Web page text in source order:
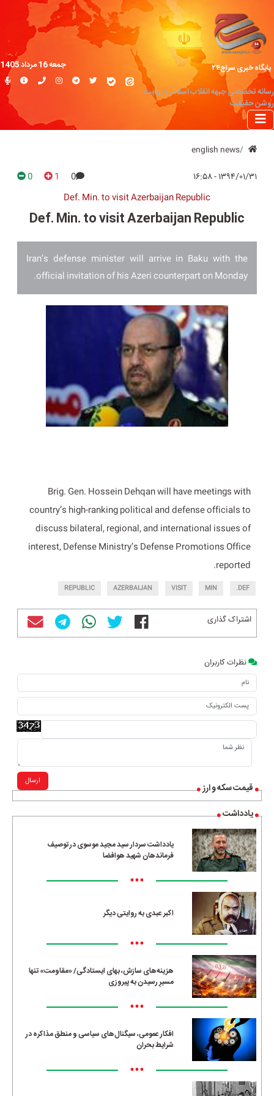
پایگاه خبری سراج۲۴
رسانه تخصصی جبهه انقلاب اسلامی؛ روایت
روشن حقیقت
جمعه 16 مرداد 1405
قیمت سکه و ارز
یادداشت
یادداشت سردار سید مجید موسوی در توصیف
فرماندهان شهید هوافضا
•••
اکبر عبدی به روایتی دیگر
•••
هزینه‌های سازش، بهای ایستادگی/ «مقاومت» تنها
مسیرِ رسیدن به پیروزی
•••
افکار عمومی، سیگنال‌های سیاسی و منطق مذاکره در
شرایط بحران
•••
english news
۱۳۹۴/۰۱/۳۱ - ۱۶:۵۸ 0
1
0
Def. Min. to visit Azerbaijan Republic
Def. Min. to visit Azerbaijan Republic
Iran’s defense minister will arrive in Baku with the
official invitation of his Azeri counterpart on Monday.
Brig. Gen. Hossein Dehqan will have meetings with
country’s high-ranking political and defense officials to
discuss bilateral, regional, and international issues of
interest, Defense Ministry’s Defense Promotions Office
reported.
DEF.
MIN
VISIT
AZERBAIJAN
REPUBLIC
اشتراک گذاری
نظرات کاربران
ارسال